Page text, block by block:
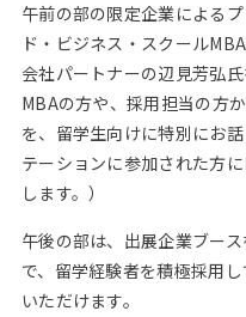
午前の部の限定企業による
ド・ビジネス・スクール
会社パートナーの辺見芳弘
MBAの方や、採用担当の方
を、留学生向けに特別にお
テーションに参加された方
します。）
午後の部は、出展企業ブー
で、留学経験者を積極採用
いただけます。